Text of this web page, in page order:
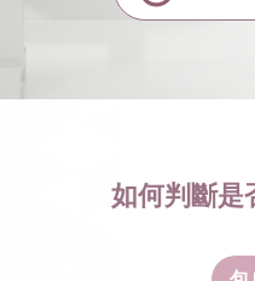
如何判斷是